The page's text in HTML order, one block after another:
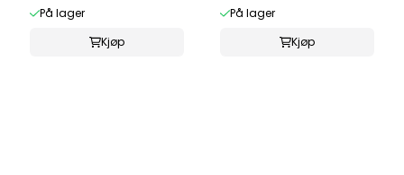
På lager
Kjøp
På lager
Kjøp